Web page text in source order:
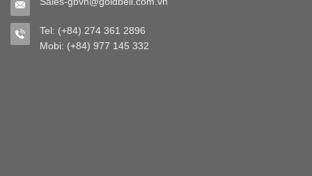
Tel: (+84) 274 361 2896
Mobi: (+84) 977 145 332